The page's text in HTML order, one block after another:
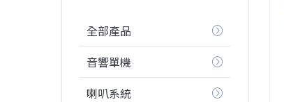
全部產品
音響單機
喇叭系統